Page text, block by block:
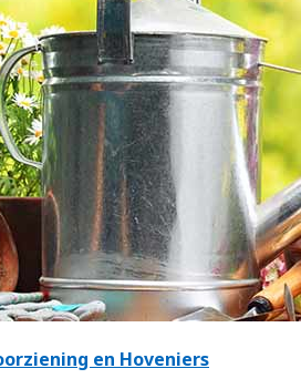
en Hoveniers